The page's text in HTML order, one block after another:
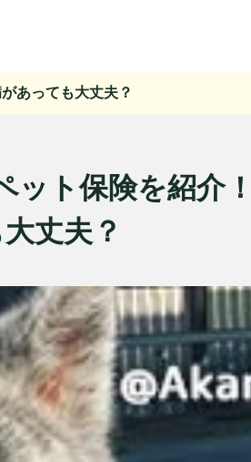
あっても大丈夫？
ット保険を紹介
丈夫？